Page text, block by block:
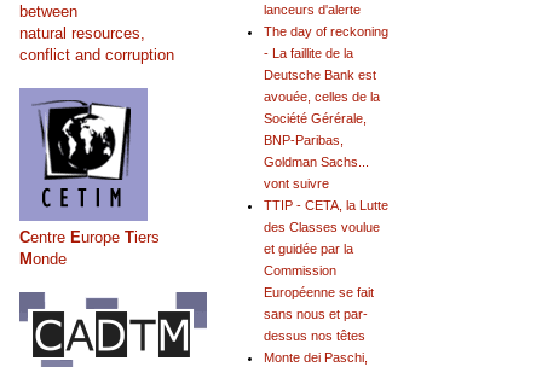
lanceurs d'alerte
The day of reckoning
- La faillite de la
Deutsche Bank est
avouée, celles de la
Société Gérérale,
BNP-Paribas,
Goldman Sachs...
vont suivre
TTIP - CETA, la Lutte
des Classes voulue
et guidée par la
Commission
Européenne se fait
sans nous et par-
dessus nos têtes
Monte dei Paschi,
between
natural resources,
conflict and corruption
Centre Europe Tiers
Monde